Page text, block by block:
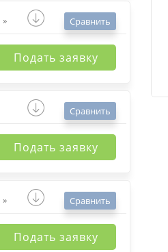
Сравнить
Подать заявку
Сравнить
Подать заявку
Сравнить
Подать заявку